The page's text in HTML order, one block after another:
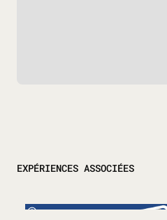
EXPÉRIENCES ASSOCIÉES
30min